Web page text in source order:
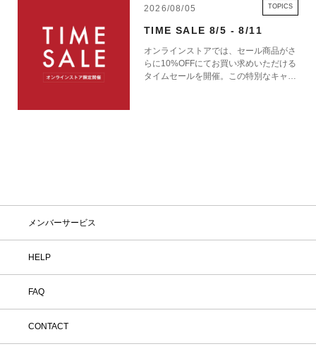
2026/08/05 TOPICS
TIME SALE 8/5 - 8/11
オンラインストアでは、セール商品がさ
らに10%OFFにてお買い求めいただける
タイムセールを開催。この特別なキャン
メンバーサービス
HELP
FAQ
CONTACT